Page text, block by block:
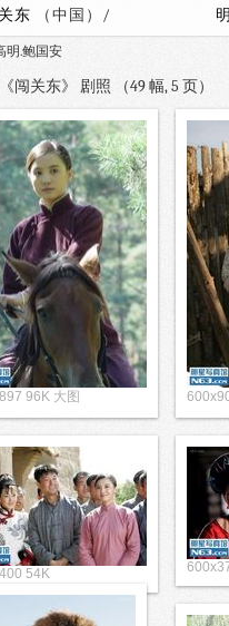
东 （中国）/
明.鲍国安
闯关东》 剧照 （49 幅, 5 页
96K 大图
54K